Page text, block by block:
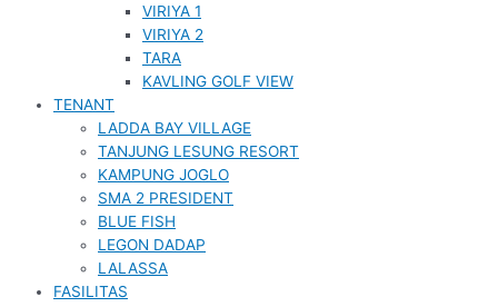
VIRIYA 1
VIRIYA 2
TARA
KAVLING GOLF VIEW
TENANT
LADDA BAY VILLAGE
TANJUNG LESUNG RESORT
KAMPUNG JOGLO
SMA 2 PRESIDENT
BLUE FISH
LEGON DADAP
LALASSA
FASILITAS